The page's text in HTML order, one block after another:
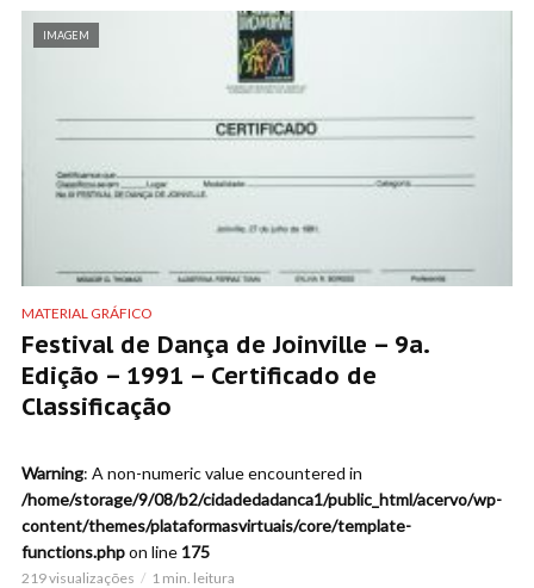
IMAGEM
MATERIAL GRÁFICO
Festival de Dança de Joinville – 9a.
Edição – 1991 – Certificado de
Classificação
Warning: A non-numeric value encountered in
/home/storage/9/08/b2/cidadedadanca1/public_html/acervo/wp-
content/themes/plataformasvirtuais/core/template-
functions.phpon line 175
219 visualizações 1 min. leitura